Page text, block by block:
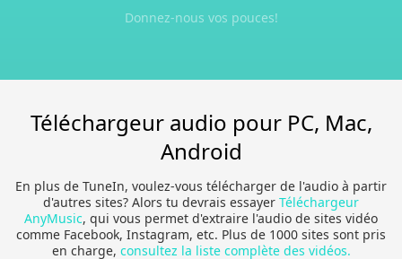
Donnez-nous vos pouces!
Téléchargeur audio pour PC, Mac,
Android
En plus de TuneIn, voulez-vous télécharger de l'audio à partir
d'autres sites? Alors tu devrais essayer Téléchargeur
AnyMusic, qui vous permet d'extraire l'audio de sites vidéo
comme Facebook, Instagram, etc. Plus de 1000 sites sont pris
en charge, consultez la liste complète des vidéos.